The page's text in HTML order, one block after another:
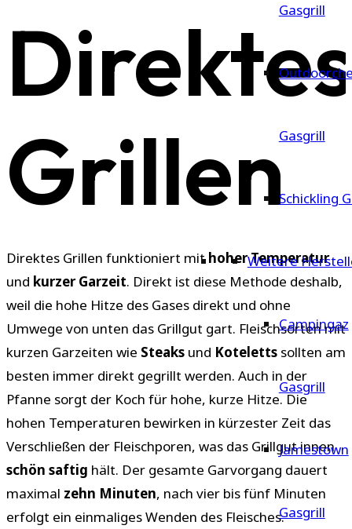
Gasgrill
Gasgrill
Schickling
Weitere
Campingaz
Gasgrill
Jamestown
Gasgrill
Grillen
Direktes Grillen funktioniert mithoher Temperatur
und kurzer Garzeit. Direkt ist diese Methode deshalb,
weil die hohe Hitze des Gases direkt und ohne
Umwege von unten das Grillgut gart. Fleischsorten mit
kurzen Garzeiten wie Steaks und Koteletts sollten am
besten immer direkt gegrillt werden. Auch in der
Pfanne sorgt der Koch für hohe, kurze Hitze. Die
hohen Temperaturen bewirken in kürzester Zeit das
Verschließen der Fleischporen, was das Grillgut innen
schön saftig hält. Der gesamte Garvorgang dauert
maximal zehn Minuten, nach vier bis fünf Minuten
erfolgt ein einmaliges Wenden des Fleisches.